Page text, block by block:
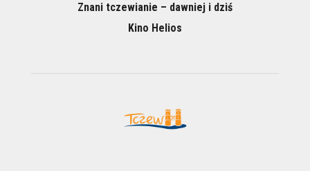
Znani tczewianie – dawniej i dziś
Kino Helios